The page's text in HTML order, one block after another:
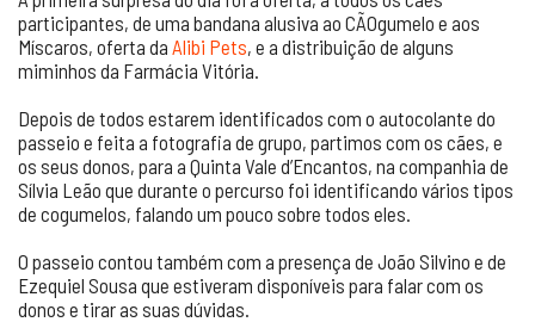
participantes, de uma bandana alusiva ao CÃOgumelo e aos
Míscaros, oferta da Alibi Pets, e a distribuição de alguns
miminhos da Farmácia Vitória.
Depois de todos estarem identificados com o autocolante do
passeio e feita a fotografia de grupo, partimos com os cães, e
os seus donos, para a Quinta Vale d’Encantos, na companhia de
Sílvia Leão que durante o percurso foi identificando vários tipos
de cogumelos, falando um pouco sobre todos eles.
O passeio contou também com a presença de João Silvino e de
Ezequiel Sousa que estiveram disponíveis para falar com os
donos e tirar as suas dúvidas.